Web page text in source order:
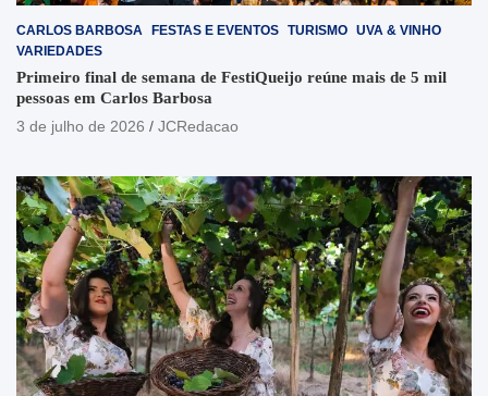
CARLOS BARBOSA FESTAS E EVENTOS TURISMO UVA & VINHO
VARIEDADES
Primeiro final de semana de FestiQueijo reúne mais de 5 mil
pessoas em Carlos Barbosa
3 de julho de 2026
JCRedacao